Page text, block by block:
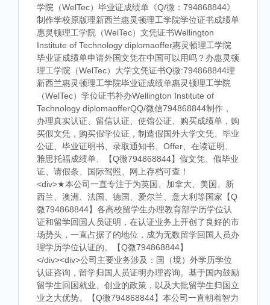
学院（WelTec）毕业证成绩单《Q/微：794868844》
制作学校原版理新西兰惠灵顿理工学院学位证书成绩单
惠灵顿理工学院（WelTec）文凭证书Wellington
Institute of Technology diplomaoffer惠灵顿理工学院
毕业证成绩单申请外国文凭在中国可以用吗？办惠灵顿
理工学院（WelTec）大学文凭证书Q微:794868844理
新西兰惠灵顿理工学院毕业证成绩单惠灵顿理工学院
（WelTec）学位证书补办Wellington Institute of
Technology diplomaofferQQ/微信794868844制作，
办理真实认证、留信认证、使馆公证、购买成绩单，购
买假文凭，购买假学位证，制造假国外大学文凭、毕业
公证、毕业证明书、录取通知书、Offer、在读证明、
雅思托福成绩单、【Q微794868844】假文凭、假毕业
证、请假条、国际驾照、网上存档可查！
<div>★本公司一直专注于为英国、加拿大、美国、新
西兰、澳洲、法国、德国、爱尔兰、意大利等国家【Q
微794868844】各高校留学生办理教育部学历学位认
证和留学回国人员证明，在认证业务上开创了良好的市
场势头，一直占据了的地位，成为无数留学回国人员办
理学历学位认证的。【Q微794868844】
</div><div>公司主要业务涉及：国（境）外学历学位
认证咨询，留学归国人员证明办理咨询。基于国内鼓励
留学生回国就业、创业的政策，以及大批留学生归国立
业之大优势。【Q微794868844】本公司一直朝着智力